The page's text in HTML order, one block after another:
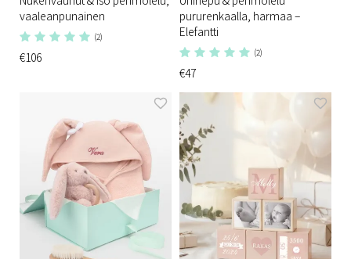
vaaleanpunainen
(2)
€106
pururenkaalla, harmaa –
Elefantti
(2)
€47